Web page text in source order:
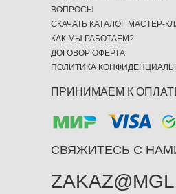
ПРИНИМАЕМ К
СВЯЖИТЕСЬ С
ВОПРОСЫ
СКАЧАТЬ КАТАЛОГ МАСТЕР-
КАК МЫ РАБОТАЕМ?
ДОГОВОР ОФЕРТА
ПОЛИТИКА